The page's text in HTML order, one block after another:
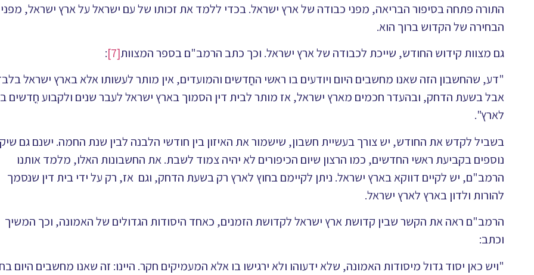
התורה פתחה בסיפור הבריאה, מפני כבודה של ארץ ישראל. בכדי ללמד את זכותו של עם ישראל על ארץ ישראל, מפני
הבחירה של הקדוש ברוך הוא.
גם מצוות קידוש החודש, שייכת לכבודה של ארץ ישראל. וכך כתב הרמב"ם בספר המצוות[7]
:
"דע, שהחשבון הזה שאנו מחשבים היום ויודעים בו ראשי החֳדשים והמועדים, אין מותר לעשותו אלא בארץ ישראל
אבל בשעת הדחק, ובהעדר חכמים מארץ ישראל, אז מותר לבית דין הסמוך בארץ ישראל לעבר שנים ולקבוע חֳדשים
לארץ".
בשביל לקדש את החודש, יש צורך בעשיית חשבון, שישמור את האיזון בין חודשי הלבנה לבין שנת החמה. ישנם גם
נוספים בקביעת ראשי החדשים, כמו הרצון שיום הכיפורים לא יהיה צמוד לשבת. את החשבונות האלו, מלמד אותנו
הרמב"ם, יש לקיים דווקא בארץ ישראל. ניתן לקיימם בחוץ לארץ רק בשעת הדחק, וגם אז, רק על ידי בית דין שנסמך
להורות ולדון בארץ לארץ ישראל.
הרמב"ם ראה את הקשר שבין קדושת ארץ ישראל לקדושת הזמנים, כאחד היסודות הגדולים של האמונה, וכך המשיך
וכתב:
"ויש כאן יסוד גדול מיסודות האמונה, שלא ידעוהו ולא ירגישו בו אלא המעמיקים חקר. היינו: זה שאנו מחשבים היום